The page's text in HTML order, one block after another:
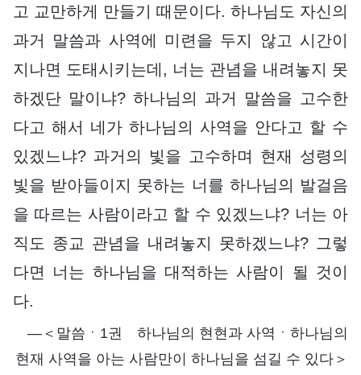
고 교만하게 만들기 때문이다. 하나님도 자신의
과거 말씀과 사역에 미련을 두지 않고 시간이
지나면 도태시키는데, 너는 관념을 내려놓지 못
하겠단 말이냐? 하나님의 과거 말씀을 고수한
다고 해서 네가 하나님의 사역을 안다고 할 수
있겠느냐? 과거의 빛을 고수하며 현재 성령의
빛을 받아들이지 못하는 너를 하나님의 발걸음
을 따르는 사람이라고 할 수 있겠느냐? 너는 아
직도 종교 관념을 내려놓지 못하겠느냐? 그렇
다면 너는 하나님을 대적하는 사람이 될 것이
다.
―＜말씀ㆍ1권 하나님의 현현과 사역ㆍ하나님의
현재 사역을 아는 사람만이 하나님을 섬길 수 있다＞